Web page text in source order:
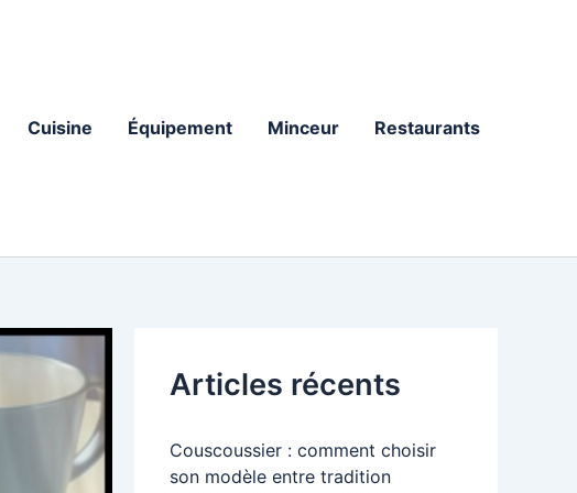
Cuisine Équipement Minceur Restaurants
Articles récents
Couscoussier : comment choisir
son modèle entre tradition